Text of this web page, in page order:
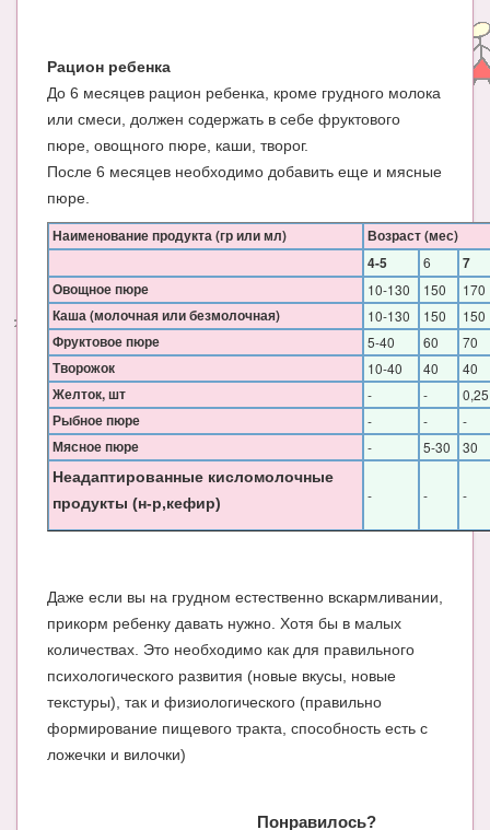
Рацион ребенка
До 6 месяцев рацион ребенка, кроме грудного молока
или смеси, должен содержать в себе фруктового
пюре, овощного пюре, каши, творог.
После 6 месяцев необходимо добавить еще и мясные
пюре.
Наименование продукта (гр или мл)
Возраст (мес)
4-5
6
7
Овощное пюре
10-130 150
170
Каша (молочная или безмолочная)
10-130 150
150
Фруктовое пюре
5-40 60
70
Творожок
10-40 40
40
Желток, шт
- -
0,25
Рыбное пюре
- -
-
Мясное пюре
- 5-30 30
Неадаптированные кисломолочные
продукты (н-р,кефир)
- - -
Даже если вы на грудном естественно вскармливании,
прикорм ребенку давать нужно. Хотя бы в малых
количествах. Это необходимо как для правильного
психологического развития (новые вкусы, новые
текстуры), так и физиологического (правильно
формирование пищевого тракта, способность есть с
ложечки и вилочки)
Понравилось?